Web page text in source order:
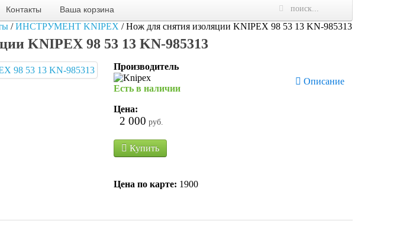
Контакты Ваша корзина
/ИНСТРУМЕНТ KNIPEX /Нож для снятия изоляции KNIPEX 98 53 13 KN-985313
KNIPEX 98 53 13 KN-985313
Производитель
Есть в наличии
Цена:
2 000 руб.
Купить
Цена по карте: 1900
Описание